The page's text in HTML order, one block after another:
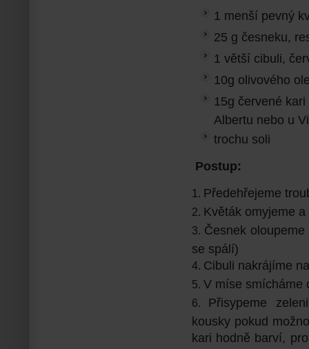
1 menší pevný
25 g česneku,
1 větší cibuli,
10g olivového
15g červené
Albertu nebo u
trochu soli
Postup:
Předehřejeme
Květák omyjeme
Česnek
se spálí)
Cibuli nakrájíme
V míse smícháme
Přisypeme
kousky pokud
kari hodně barví,